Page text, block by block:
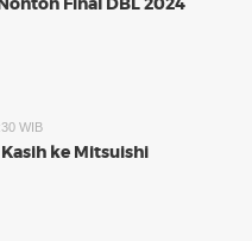
WIB
ke Mitsuishi